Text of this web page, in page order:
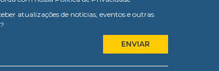
atualizações de notícias, eventos e outras